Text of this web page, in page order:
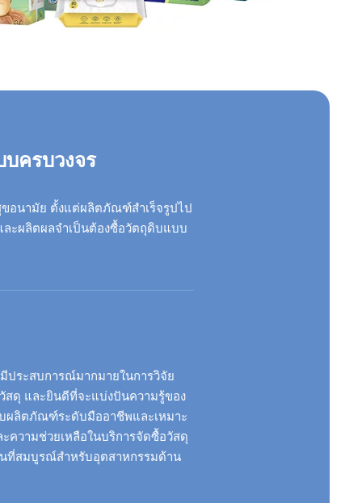
ครบวงจร
อนามัย ตั้งแต่ผลิตภัณฑ์สำเร็จรูปไป
ะผลิตผลจำเป็นต้องซื้อวัตถุดิบแบบ
ระสบการณ์มากมายในการวิจัย
ดุ และยินดีที่จะแบ่งปันความรู้ของ
ผลิตภัณฑ์ระดับมืออาชีพและเหมาะ
ความช่วยเหลือในบริการจัดซื้อวัสดุ
ที่สมบูรณ์สำหรับอุตสาหกรรมด้าน